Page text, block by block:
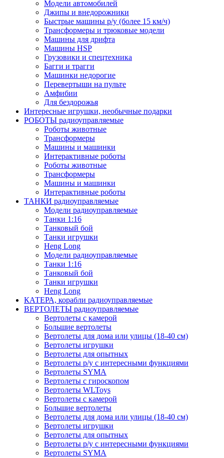
Модели автомобилей
Джипы и внедорожники
Быстрые машины р/у (более 15 км/ч)
Трансформеры и трюковые модели
Машины для дрифта
Машины HSP
Грузовики и спецтехника
Багги и трагги
Машинки недорогие
Перевертыши на пульте
Амфибии
Для бездорожья
Интересные игрушки, необычные подарки
РОБОТЫ радиоуправляемые
Роботы животные
Трансформеры
Машины и машинки
Интерактивные роботы
Роботы животные
Трансформеры
Машины и машинки
Интерактивные роботы
ТАНКИ радиоуправляемые
Модели радиоуправляемые
Танки 1:16
Танковый бой
Танки игрушки
Heng Long
Модели радиоуправляемые
Танки 1:16
Танковый бой
Танки игрушки
Heng Long
КАТЕРА, корабли радиоуправляемые
ВЕРТОЛЕТЫ радиоуправляемые
Вертолеты с камерой
Большие вертолеты
Вертолеты для дома или улицы (18-40 см)
Вертолеты игрушки
Вертолеты для опытных
Вертолеты р/у с интересными функциями
Вертолеты SYMA
Вертолеты с гироскопом
Вертолеты WLToys
Вертолеты с камерой
Большие вертолеты
Вертолеты для дома или улицы (18-40 см)
Вертолеты игрушки
Вертолеты для опытных
Вертолеты р/у с интересными функциями
Вертолеты SYMA